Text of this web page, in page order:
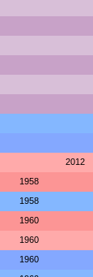
2012
1958
1958
1960
1960
1960